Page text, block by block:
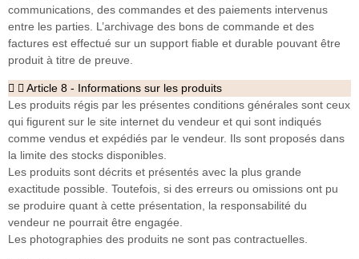
communications, des commandes et des paiements intervenus
entre les parties. L’archivage des bons de commande et des
factures est effectué sur un support fiable et durable pouvant être
produit à titre de preuve.
Article 8 - Informations sur les produits
Les produits régis par les présentes conditions générales sont ceux
qui figurent sur le site internet du vendeur et qui sont indiqués
comme vendus et expédiés par le vendeur. Ils sont proposés dans
la limite des stocks disponibles.
Les produits sont décrits et présentés avec la plus grande
exactitude possible. Toutefois, si des erreurs ou omissions ont pu
se produire quant à cette présentation, la responsabilité du
vendeur ne pourrait être engagée.
Les photographies des produits ne sont pas contractuelles.